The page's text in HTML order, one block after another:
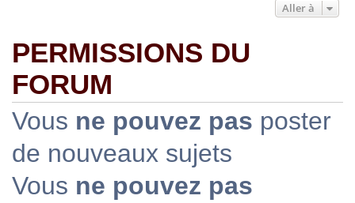
Aller à
PERMISSIONS DU
FORUM
Vous ne pouvez pas poster
de nouveaux sujets
Vous ne pouvez pas